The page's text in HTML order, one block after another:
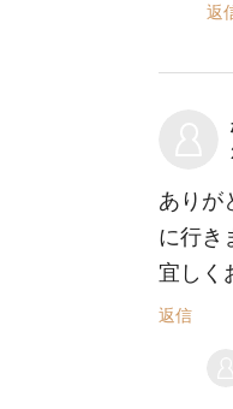
返
ありが
に行き
宜しく
返信